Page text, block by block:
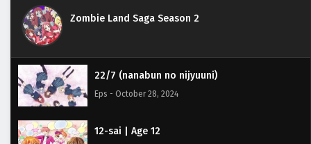
Zombie Land Saga Season 2
22/7 (nanabun no nijyuuni)
Eps - October 28, 2024
12-sai | Age 12